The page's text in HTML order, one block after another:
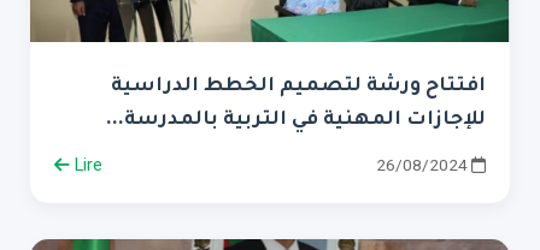
افتتاح ورشة لتصميم الخطط الدراسية
للإجازات المهنية في التربية بالمدرسة...
26/08/2024
Lire